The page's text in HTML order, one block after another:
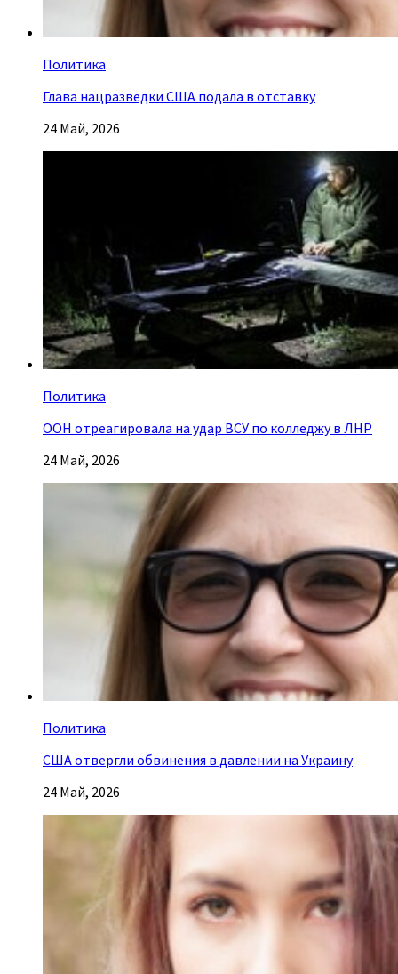
Политика
Глава нацразведки США подала в отставку
24 Май, 2026
Политика
ООН отреагировала на удар ВСУ по колледжу в ЛНР
24 Май, 2026
Политика
США отвергли обвинения в давлении на Украину
24 Май, 2026